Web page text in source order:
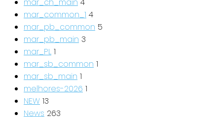
mar_common_1 4
mar_pb_common 5
mar_pb_main 3
mar_PL 1
mar_sb_common 1
mar_sb_main 1
melhores-2026 1
NEW 13
News 263